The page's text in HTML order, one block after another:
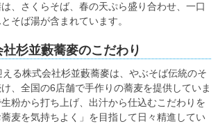
、さくらそば、春の天ぷら盛り合わせ、一口
そば湯が含まれています。
杉並藪蕎麥のこだわり
る株式会社杉並藪蕎麥は、やぶそば伝統のそ
、全国の6店舗で手作りの蕎麦を提供していま
粉から打ち上げ、出汁から仕込むこだわりを
麦を気持ちよく」を目指して日々精進してい